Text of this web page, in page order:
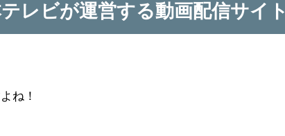
レビが運営する動画配信サイト
ね！